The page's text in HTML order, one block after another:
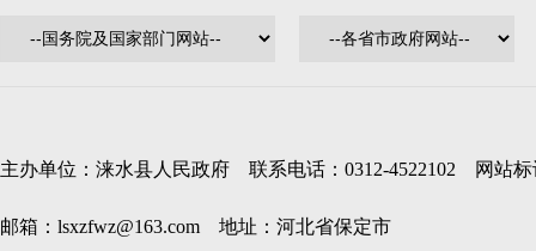
主办单位：涞水县人民政府 联系电话：0312-4522102 网站标
邮箱：lsxzfwz@163.com 地址：河北省保定市